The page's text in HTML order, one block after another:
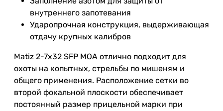
внутреннего запотевания
Ударопрочная конструкция, выдерживающая
отдачу крупных калибров
Matiz 2-7x32 SFP MOA отлично подходит для
охоты на копытных, стрельбы по мишеням и
общего применения. Расположение сетки во
второй фокальной плоскости обеспечивает
постоянный размер прицельной марки при